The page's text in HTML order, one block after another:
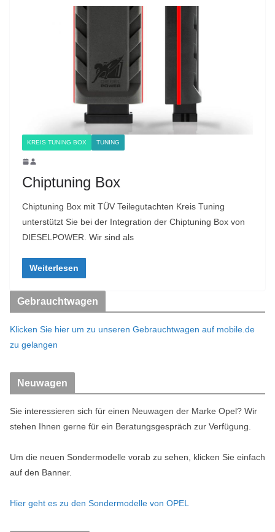
KREIS TUNING BOX TUNING
Chiptuning Box
Chiptuning Box mit TÜV Teilegutachten Kreis Tuning
unterstützt Sie bei der Integration der Chiptuning Box von
DIESELPOWER. Wir sind als
Weiterlesen
Gebrauchtwagen
Klicken Sie hier um zu unseren Gebrauchtwagen auf mobile.de
zu gelangen
Neuwagen
Sie interessieren sich für einen Neuwagen der Marke Opel? Wir
stehen Ihnen gerne für ein Beratungsgespräch zur Verfügung.
Um die neuen Sondermodelle vorab zu sehen, klicken Sie einfach
auf den Banner.
Hier geht es zu den Sondermodelle von OPEL